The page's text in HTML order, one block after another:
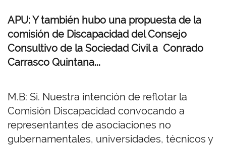
APU: Y también hubo una propuesta de la
comisión de Discapacidad del Consejo
Consultivo de la Sociedad Civil a Conrado
Carrasco Quintana...
M.B: Si. Nuestra intención de reflotar la
Comisión Discapacidad convocando a
representantes de asociaciones no
gubernamentales, universidades, técnicos y